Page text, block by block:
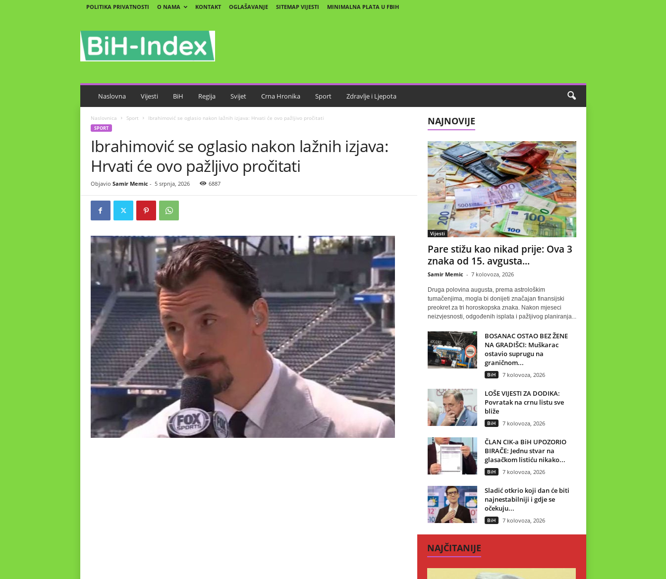
POLITIKA PRIVATNOSTI O NAMA KONTAKT OGLAŠAVANJE SITEMAP VIJESTI MINIMALNA PLATA U FBIH
i
H
d
x
Naslovna Vijesti BiH Regija Svijet Crna Hronika Sport Zdravlje i Ljepota
Naslovnica Sport Ibrahimović se oglasio nakon lažnih izjava: Hrvati će ovo pažljivo pročitati
SPORT
Ibrahimović se oglasio nakon lažnih izjava:
Hrvati će ovo pažljivo pročitati
Objavio Samir Memic- 5 srpnja, 2026 6887
NAJNOVIJE
Vijesti
Pare stižu kao nikad prije: Ova 3
znaka od 15. avgusta...
Samir Memic - 7 kolovoza, 2026
Druga polovina augusta, prema astrološkim
tumačenjima, mogla bi donijeti značajan finansijski
preokret za tri horoskopska znaka. Nakon mjeseci
neizvjesnosti, odgođenih isplata i pažljivog planiranja...
BOSANAC OSTAO BEZ ŽENE
NA GRADIŠCI: Muškarac
ostavio suprugu na
graničnom...
BiH 7 kolovoza, 2026
LOŠE VIJESTI ZA DODIKA:
Povratak na crnu listu sve
bliže
BiH 7 kolovoza, 2026
ČLAN CIK-a BiH UPOZORIO
BIRAČE: Jednu stvar na
glasačkom listiću nikako...
BiH 7 kolovoza, 2026
Sladić otkrio koji dan će biti
najnestabilniji i gdje se
očekuju...
BiH 7 kolovoza, 2026
NAJČITANIJE